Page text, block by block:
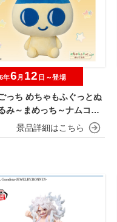
っち めちゃもふぐっとぬ
み～まめっち～ナムコキ
ーン
年6 月 12 日～登場